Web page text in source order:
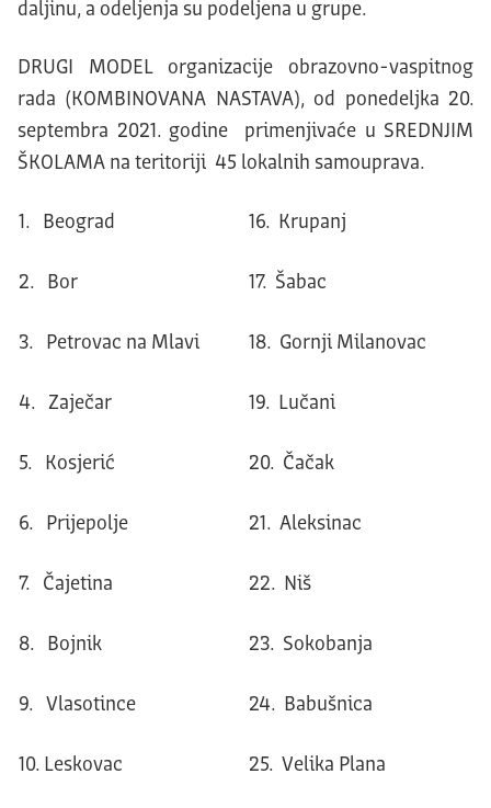
daljinu, a odeljenja su podeljena u grupe.
DRUGI MODEL organizacije obrazovno-vaspitnog
rada (KOMBINOVANA NASTAVA), od ponedeljka 20.
septembra 2021. godine primenjivaće u SREDNJIM
ŠKOLAMA na teritoriji 45 lokalnih samouprava.
1. Beograd 16. Krupanj
2. Bor 17. Šabac
3. Petrovac na Mlavi 18. Gornji Milanovac
4. Zaječar 19. Lučani
5. Kosjerić 20. Čačak
6. Prijepolje 21. Aleksinac
7. Čajetina 22. Niš
8. Bojnik 23. Sokobanja
9. Vlasotince 24. Babušnica
10. Leskovac 25. Velika Plana